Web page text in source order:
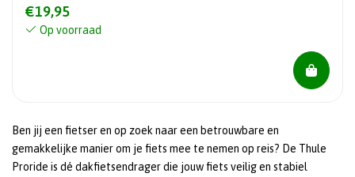
€19,95
Op voorraad
Ben jij een fietser en op zoek naar een betrouwbare en
gemakkelijke manier om je fiets mee te nemen op reis? De Thule
Proride is dé dakfietsendrager die jouw fiets veilig en stabiel